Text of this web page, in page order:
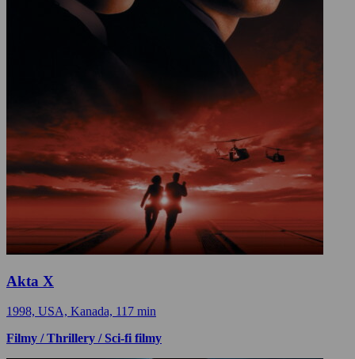
Akta X
1998, USA, Kanada, 117 min
Filmy / Thrillery / Sci-fi filmy